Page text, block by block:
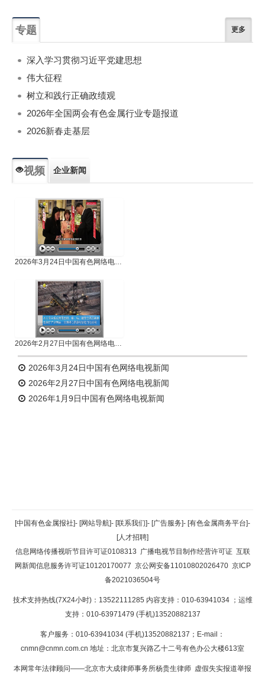
专题 更多
深入学习贯彻习近平党建思想
伟大征程
树立和践行正确政绩观
2026年全国两会有色金属行业专题报道
2026新春走基层
视频 企业新闻
2026年3月24日中国有色网络电视新闻
2026年2月27日中国有色网络电视新闻
2026年3月24日中国有色网络电视新闻
2026年2月27日中国有色网络电视新闻
2026年1月9日中国有色网络电视新闻
返回顶部
返回首页
[中国有色金属报社]- [网站导航]- [联系我们]- [广告服务]- [有色金属商务平台]-
[人才招聘]
信息网络传播视听节目许可证0108313 广播电视节目制作经营许可证 互联
网新闻信息服务许可证10120170077 京公网安备11010802026470 京ICP
备2021036504号
技术支持热线(7X24小时)：13522111285 内容支持：010-63941034 ；运维
支持：010-63971479 (手机)13520882137
客户服务：010-63941034 (手机)13520882137；E-mail：
cnmn@cnmn.com.cn 地址：北京市复兴路乙十二号有色办公大楼613室
本网常年法律顾问——北京市大成律师事务所杨贵生律师 虚假失实报道举报